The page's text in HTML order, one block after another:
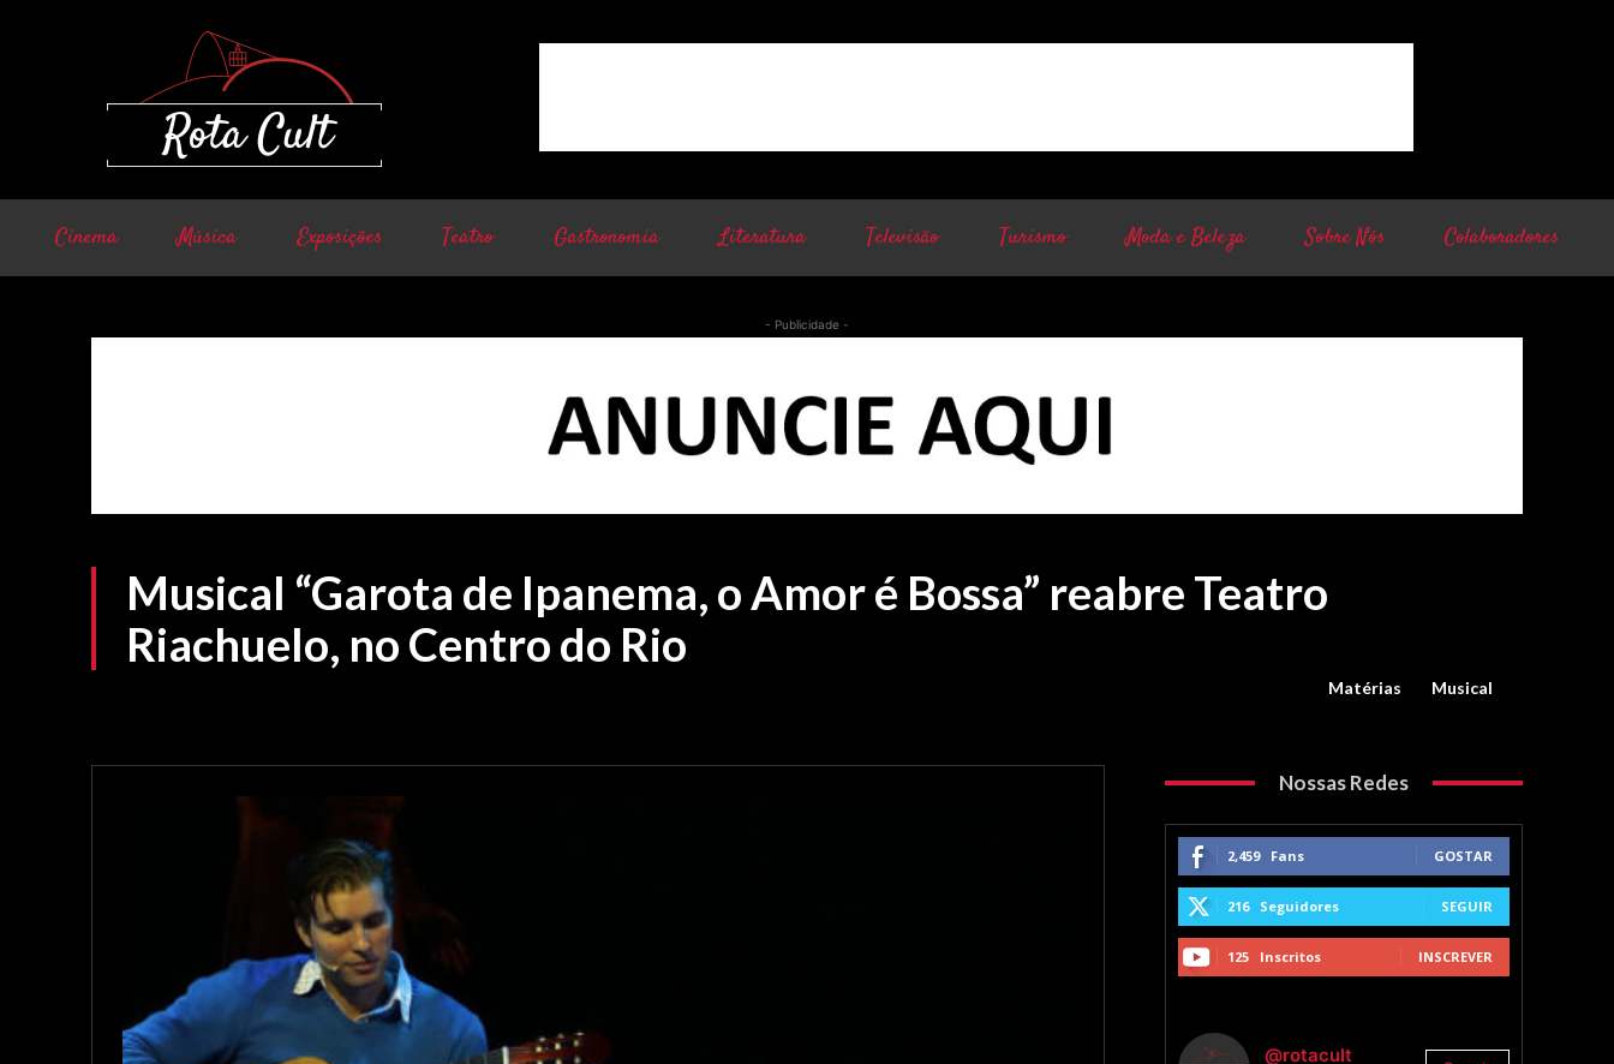
Cinema Música Exposições Teatro Gastronomia Literatura Televisão Turismo Moda e Beleza Sobre Nós Colaboradores
- Publicidade -
Musical “Garota de Ipanema, o Amor é Bossa” reabre Teatro
Riachuelo, no Centro do Rio
Matérias Musical
Nossas Redes
2,459 Fans GOSTAR
216 Seguidores SEGUIR
125 Inscritos INSCREVER
@rotacult